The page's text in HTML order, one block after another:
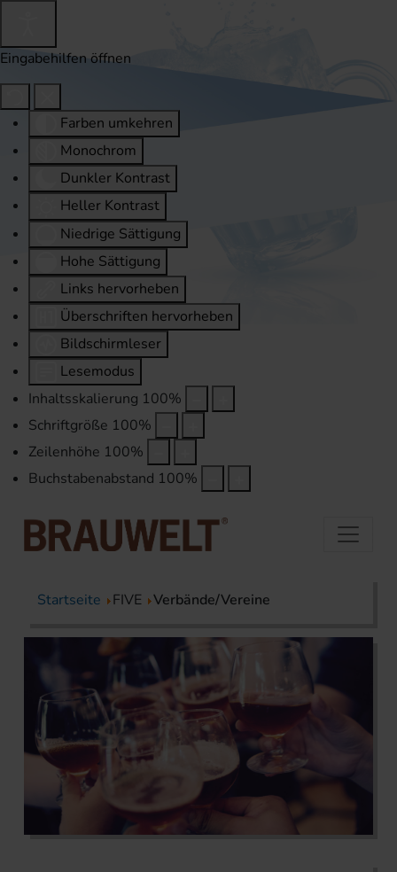
Eingabehilfen öffnen
Farben umkehren
Monochrom
Dunkler Kontrast
Heller Kontrast
Niedrige Sättigung
Hohe Sättigung
Links hervorheben
Überschriften hervorheben
Bildschirmleser
Lesemodus
Inhaltsskalierung 100%
Schriftgröße 100%
Zeilenhöhe 100%
Buchstabenabstand 100%
Startseite FIVE Verbände/Vereine